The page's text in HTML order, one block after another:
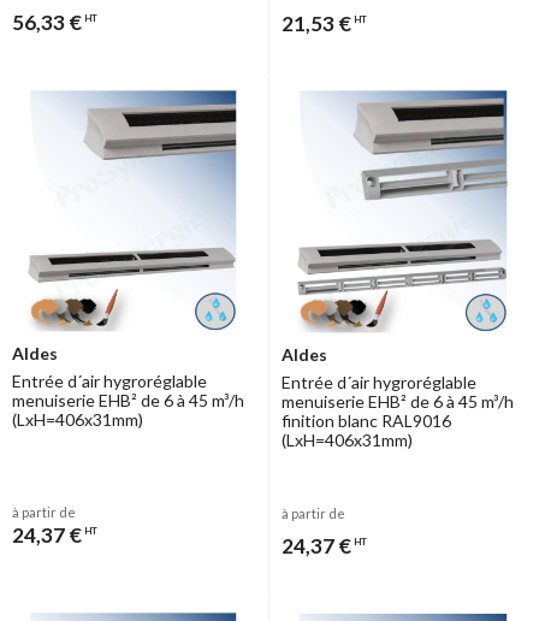
56,33 € HT 21,53 € HT
Aldes
Entrée d´air hygroréglable
menuiserie EHB² de 6 à 45 m³/h
(LxH=406x31mm)
à partir de
24,37 € HT
Aldes
Entrée d´air hygroréglable
menuiserie EHB² de 6 à 45 m³/h
finition blanc RAL9016
(LxH=406x31mm)
à partir de
24,37 € HT